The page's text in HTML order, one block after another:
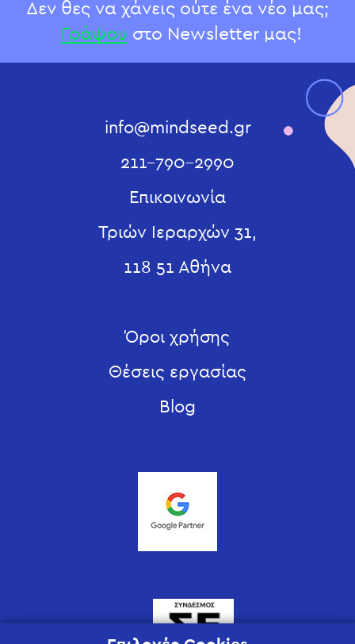
Δεν θες να χάνεις ούτε ένα νέο μας;
Γράψου στο Newsletter μας!
info@mindseed.gr
211-790-2990
Επικοινωνία
Τριών Ιεραρχών 31,
118 51 Αθήνα
Όροι χρήσης
Θέσεις εργασίας
Blog